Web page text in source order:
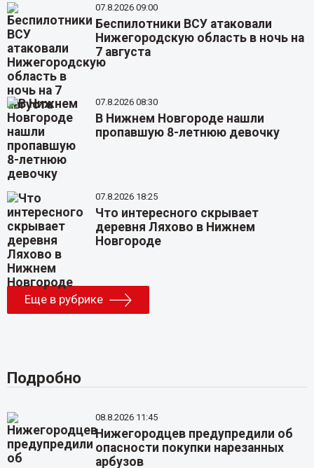
07.8.2026 09:00
Беспилотники ВСУ атаковали
Нижегородскую область в ночь на
7 августа
07.8.2026 08:30
В Нижнем Новгороде нашли
пропавшую 8-летнюю девочку
07.8.2026 18:25
Что интересного скрывает
деревня Ляхово в Нижнем
Новгороде
Еще в рубрике
Подробно
08.8.2026 11:45
Нижегородцев предупредили об
опасности покупки нарезанных
арбузов